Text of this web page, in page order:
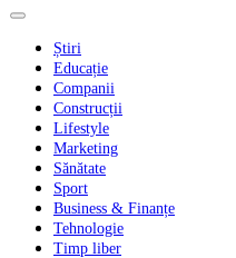
Știri
Educație
Companii
Construcții
Lifestyle
Marketing
Sănătate
Sport
Business & Finanțe
Tehnologie
Timp liber